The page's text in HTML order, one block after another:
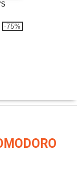
-75%